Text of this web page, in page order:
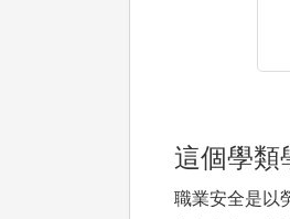
這個學類
職業安全是以